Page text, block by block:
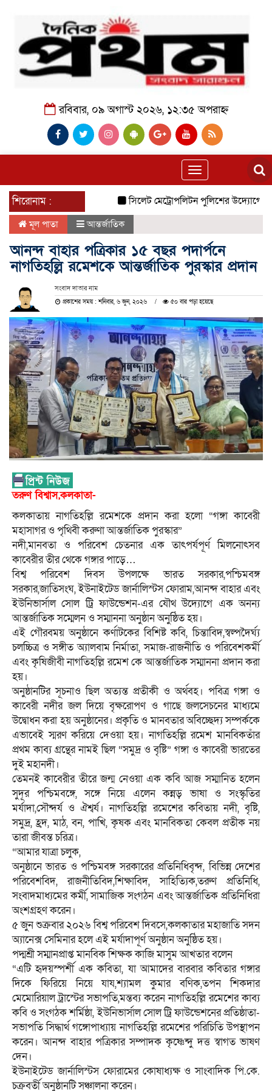
রবিবার, ০৯ অগাস্ট ২০২৬, ১২:৩৫ অপরাহ্ন
Toggle
navigation
শিরোনাম : সিলেট মেট্রোপলিটন পুলিশের উদ্যোগে
মূল পাতা আন্তর্জাতিক
আনন্দ বাহার পত্রিকার ১৫ বছর পদার্পনে
নাগতিহল্লি রমেশকে আন্তর্জাতিক পুরস্কার প্রদান
সংবাদ দাতার নাম
প্রকাশের সময় : শনিবার, ৬ জুন, ২০২৬ ৫০ বার পড়া হয়েছে
তরুণ বিশ্বাস,কলকাতা-
কলকাতায় নাগতিহল্লি রমেশকে প্রদান করা হলো “গঙ্গা কাবেরী
মহাসাগর ও পৃথিবী করুণা আন্তর্জাতিক পুরস্কার”
নদী,মানবতা ও পরিবেশ চেতনার এক তাৎপর্যপূর্ণ মিলনোৎসব
কাবেরীর তীর থেকে গঙ্গার পাড়ে…
বিশ্ব পরিবেশ দিবস উপলক্ষে ভারত সরকার,পশ্চিমবঙ্গ
সরকার,জাতিসংঘ, ইউনাইটেড জার্নালিস্টস ফোরাম,আনন্দ বাহার এবং
ইউনিভার্সাল সোল ট্রি ফাউন্ডেশন-এর যৌথ উদ্যোগে এক অনন্য
আন্তর্জাতিক সম্মেলন ও সম্মাননা অনুষ্ঠান অনুষ্ঠিত হয়।
এই গৌরবময় অনুষ্ঠানে কর্ণাটকের বিশিষ্ট কবি, চিন্তাবিদ,স্বল্পদৈর্ঘ্য
চলচ্চিত্র ও সঙ্গীত অ্যালবাম নির্মাতা, সমাজ-রাজনীতি ও পরিবেশকর্মী
এবং কৃষিজীবী নাগতিহল্লি রমেশ কে আন্তর্জাতিক সম্মাননা প্রদান করা
হয়।
অনুষ্ঠানটির সূচনাও ছিল অত্যন্ত প্রতীকী ও অর্থবহ। পবিত্র গঙ্গা ও
কাবেরী নদীর জল দিয়ে বৃক্ষরোপণ ও গাছে জলসেচনের মাধ্যমে
উদ্বোধন করা হয় অনুষ্ঠানের। প্রকৃতি ও মানবতার অবিচ্ছেদ্য সম্পর্ককে
এভাবেই স্মরণ করিয়ে দেওয়া হয়। নাগতিহল্লি রমেশ মানবিকতাঁর
প্রথম কাব্য গ্রন্থের নামই ছিল “সমুদ্র ও বৃষ্টি” গঙ্গা ও কাবেরী ভারতের
দুই মহানদী।
তেমনই কাবেরীর তীরে জন্ম নেওয়া এক কবি আজ সম্মানিত হলেন
সুদূর পশ্চিমবঙ্গে, সঙ্গে নিয়ে এলেন কন্নড় ভাষা ও সংস্কৃতির
মর্যাদা,সৌন্দর্য ও ঐশ্বর্য। নাগতিহল্লি রমেশের কবিতায় নদী, বৃষ্টি,
সমুদ্র, হ্রদ, মাঠ, বন, পাখি, কৃষক এবং মানবিকতা কেবল প্রতীক নয়
তারা জীবন্ত চরিত্র।
“আমার যাত্রা চলুক,
অনুষ্ঠানে ভারত ও পশ্চিমবঙ্গ সরকারের প্রতিনিধিবৃন্দ, বিভিন্ন দেশের
পরিবেশবিদ, রাজনীতিবিদ,শিক্ষাবিদ, সাহিত্যিক,তরুণ প্রতিনিধি,
সংবাদমাধ্যমের কর্মী, সামাজিক সংগঠন এবং আন্তর্জাতিক প্রতিনিধিরা
অংশগ্রহণ করেন।
৫ জুন শুক্রবার ২০২৬ বিশ্ব পরিবেশ দিবসে,কলকাতার মহাজাতি সদন
অ্যানেক্স সেমিনার হলে এই মর্যাদাপূর্ণ অনুষ্ঠান অনুষ্ঠিত হয়।
পদ্মশ্রী সম্মানপ্রাপ্ত মানবিক শিক্ষক কাজি মাসুম আখতার বলেন
“এটি হৃদয়স্পর্শী এক কবিতা, যা আমাদের বারবার কবিতার গঙ্গার
দিকে ফিরিয়ে নিয়ে যায,শ্যামল কুমার বণিক,তপন শিকদার
মেমোরিয়াল ট্রাস্টের সভাপতি,মন্তব্য করেন নাগতিহল্লি রমেশের কাব্য
কবি ও সংগঠক শর্মিষ্ঠা, ইউনিভার্সাল সোল ট্রি ফাউন্ডেশনের প্রতিষ্ঠাতা-
সভাপতি সিদ্ধার্থ গঙ্গোপাধ্যায় নাগতিহল্লি রমেশের পরিচিতি উপস্থাপন
করেন। আনন্দ বাহার পত্রিকার সম্পাদক কৃষ্ণেন্দু দত্ত স্বাগত ভাষণ
দেন।
ইউনাইটেড জার্নালিস্টস ফোরামের কোষাধ্যক্ষ ও সাংবাদিক পি.কে.
চক্রবর্তী অনুষ্ঠানটি সঞ্চালনা করেন।